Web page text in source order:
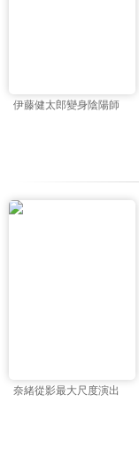
伊藤健太郎變身陰陽師
奈緒從影最大尺度演出